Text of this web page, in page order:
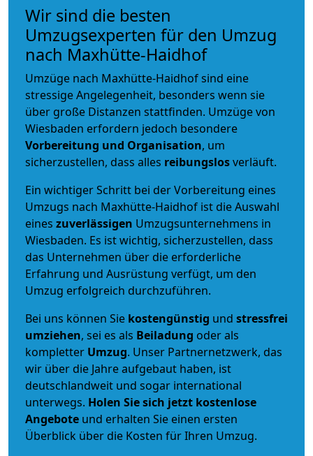
Wir sind die besten
Umzugsexperten für den Umzug
nach Maxhütte-Haidhof
Umzüge nach Maxhütte-Haidhof sind eine
stressige Angelegenheit, besonders wenn sie
über große Distanzen stattfinden. Umzüge von
Wiesbaden erfordern jedoch besondere
Vorbereitung und Organisation, um
sicherzustellen, dass alles reibungslosverläuft.
Ein wichtiger Schritt bei der Vorbereitung eines
Umzugs nach Maxhütte-Haidhof ist die Auswahl
eines zuverlässigen Umzugsunternehmens in
Wiesbaden. Es ist wichtig, sicherzustellen, dass
das Unternehmen über die erforderliche
Erfahrung und Ausrüstung verfügt, um den
Umzug erfolgreich durchzuführen.
Bei uns können Sie kostengünstig und stressfrei
umziehen, sei es als Beiladung oder als
kompletter Umzug. Unser Partnernetzwerk, das
wir über die Jahre aufgebaut haben, ist
deutschlandweit und sogar international
unterwegs. Holen Sie sich jetzt kostenlose
Angebote und erhalten Sie einen ersten
Überblick über die Kosten für Ihren Umzug.